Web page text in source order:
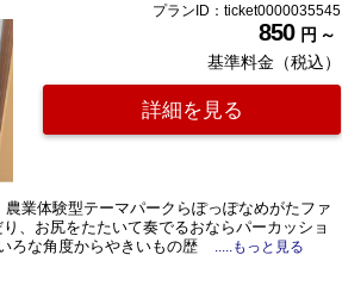
プランID：ticket0000035545
850 円 ～
基準料金（税込）
詳細を見る
業体験型テーマパークらぽっぽなめがたファ
、お尻をたたいて奏でるおならパーカッショ
ろな角度からやきいもの歴
.....もっと見る